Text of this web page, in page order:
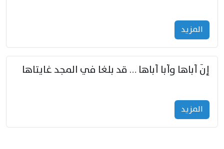
المزید
إنّ أباها وأبا أباها … قد بلغا في المجد غايتاها
المزید